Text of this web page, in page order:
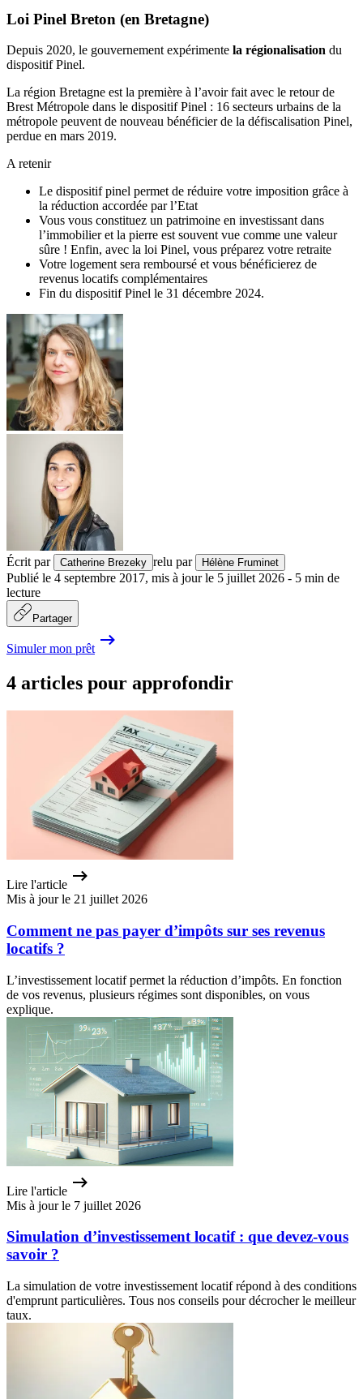
Loi Pinel Breton (en Bretagne)
Depuis 2020, le gouvernement expérimente la régionalisation du
dispositif Pinel.
La région Bretagne est la première à l’avoir fait avec le retour de
Brest Métropole dans le dispositif Pinel : 16 secteurs urbains de la
métropole peuvent de nouveau bénéficier de la défiscalisation Pinel,
perdue en mars 2019.
A retenir
Le dispositif pinel permet de réduire votre imposition grâce à
la réduction accordée par l’Etat
Vous vous constituez un patrimoine en investissant dans
l’immobilier et la pierre est souvent vue comme une valeur
sûre ! Enfin, avec la loi Pinel, vous préparez votre retraite
Votre logement sera remboursé et vous bénéficierez de
revenus locatifs complémentaires
Fin du dispositif Pinel le 31 décembre 2024.
Écrit par Catherine Brezeky relu par Hélène Fruminet
Publié le 4 septembre 2017, mis à jour le 5 juillet 2026 - 5 min de
lecture
Partager
Simuler mon prêt
4 articles pour approfondir
Lire l'article
Mis à jour le 21 juillet 2026
Comment ne pas payer d’impôts sur ses revenus
locatifs ?
L’investissement locatif permet la réduction d’impôts. En fonction
de vos revenus, plusieurs régimes sont disponibles, on vous
explique.
Lire l'article
Mis à jour le 7 juillet 2026
Simulation d’investissement locatif : que devez-vous
savoir ?
La simulation de votre investissement locatif répond à des conditions
d'emprunt particulières. Tous nos conseils pour décrocher le meilleur
taux.